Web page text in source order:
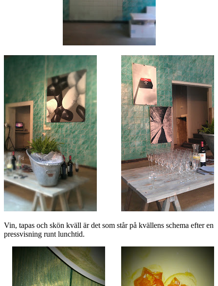
Vin, tapas och skön kväll är det som står på kvällens schema efter en
pressvisning runt lunchtid.